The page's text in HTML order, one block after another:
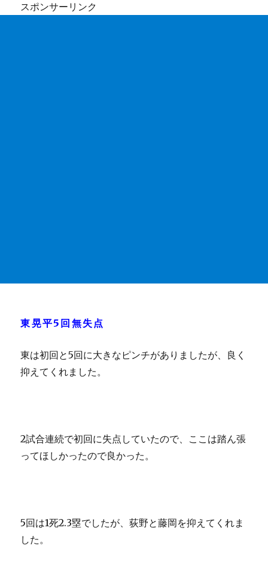
スポンサーリンク
東晃平5回無失点
東は初回と5回に大きなピンチがありましたが、良く
抑えてくれました。
2試合連続で初回に失点していたので、ここは踏ん張
ってほしかったので良かった。
5回は1死2.3塁でしたが、荻野と藤岡を抑えてくれま
した。